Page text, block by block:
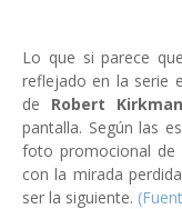
Lo que si parece
reflejado en la serie
de Robert
pantalla. Según las
foto promocional de
con la mirada
ser la siguiente.